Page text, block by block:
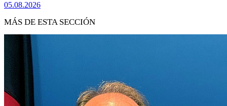
05.08.2026
MÁS DE ESTA SECCIÓN